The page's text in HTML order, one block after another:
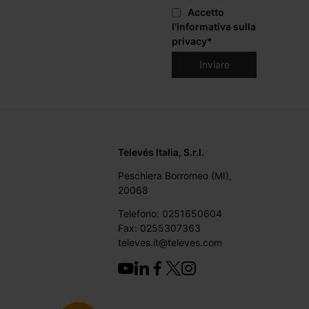
Accetto
l'informativa sulla
privacy*
Televés Italia, S.r.l.
Peschiera Borromeo (MI),
20068
Telefono: 0251650604
Fax: 0255307363
televes.it@televes.com